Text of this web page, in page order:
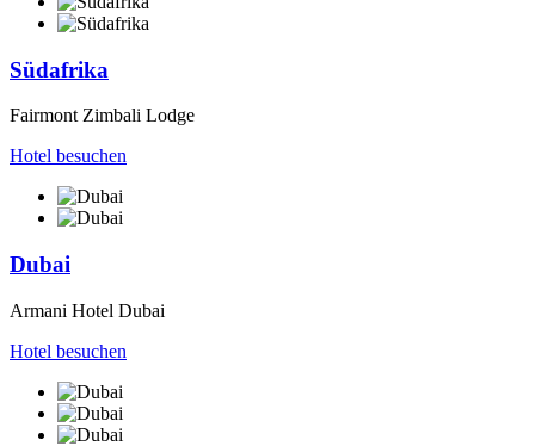
Südafrika
Fairmont Zimbali Lodge
Hotel besuchen
Dubai
Armani Hotel Dubai
Hotel besuchen